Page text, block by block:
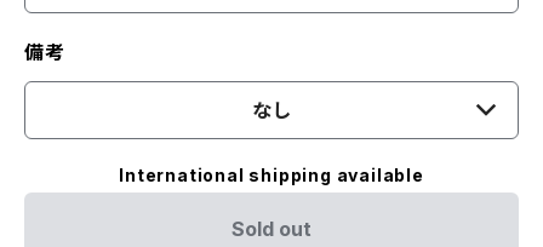
備考
なし
International shipping available
Sold out